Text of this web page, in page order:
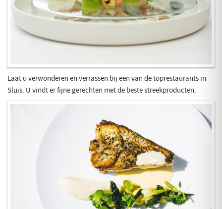
Laat u verwonderen en verrassen bij een van de toprestaurants in
Sluis. U vindt er fijne gerechten met de beste streekproducten.